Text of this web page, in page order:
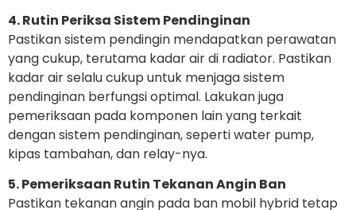
4. Rutin Periksa Sistem Pendinginan
Pastikan sistem pendingin mendapatkan perawatan
yang cukup, terutama kadar air di radiator. Pastikan
kadar air selalu cukup untuk menjaga sistem
pendinginan berfungsi optimal. Lakukan juga
pemeriksaan pada komponen lain yang terkait
dengan sistem pendinginan, seperti water pump,
kipas tambahan, dan relay-nya.
5. Pemeriksaan Rutin Tekanan Angin Ban
Pastikan tekanan angin pada ban mobil hybrid tetap